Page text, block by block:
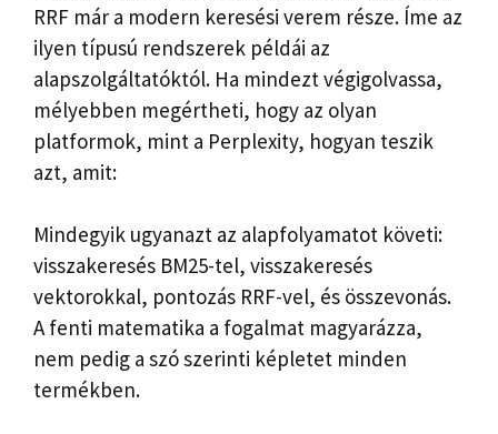
RRF már a modern keresési verem része. Íme az
ilyen típusú rendszerek példái az
alapszolgáltatóktól. Ha mindezt végigolvassa,
mélyebben megértheti, hogy az olyan
platformok, mint a Perplexity, hogyan teszik
azt, amit:
Mindegyik ugyanazt az alapfolyamatot követi:
visszakeresés BM25-tel, visszakeresés
vektorokkal, pontozás RRF-vel, és összevonás.
A fenti matematika a fogalmat magyarázza,
nem pedig a szó szerinti képletet minden
termékben.